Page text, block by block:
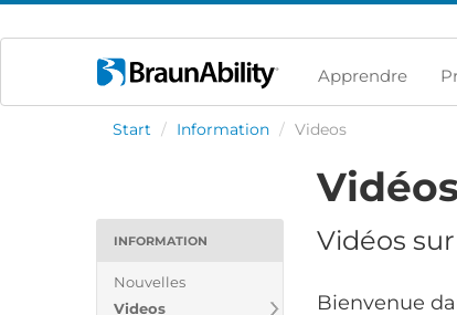
Apprendre
Start / Information / Videos
INFORMATION
Nouvelles
Videos
Vidéos
Bienvenue